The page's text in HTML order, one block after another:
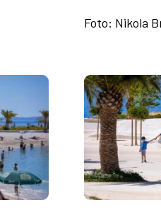
Foto: Nikola